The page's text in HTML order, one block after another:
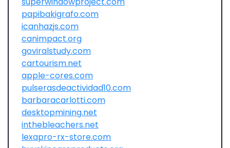
papibakigrafo.com
icanhazjs.com
canimpact.org
goviralstudy.com
cartourism.net
apple-cores.com
pulserasdeactividad10.com
barbaracarlotti.com
desktopmining.net
inthebleachers.net
lexapro-rx-store.com